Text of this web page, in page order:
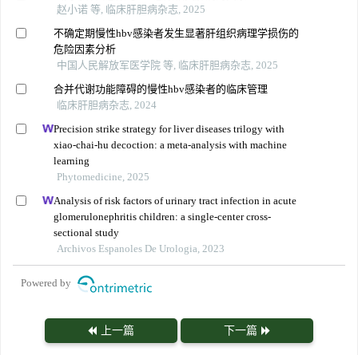
赵小诺 等, 临床肝胆病杂志, 2025
不确定期慢性hbv感染者发生显著肝组织病理学损伤的
危险因素分析
中国人民解放军医学院 等, 临床肝胆病杂志, 2025
合并代谢功能障碍的慢性hbv感染者的临床管理
临床肝胆病杂志, 2024
Precision strike strategy for liver diseases trilogy with
xiao-chai-hu decoction: a meta-analysis with machine
learning
Phytomedicine, 2025
Analysis of risk factors of urinary tract infection in acute
glomerulonephritis children: a single-center cross-
sectional study
Archivos Espanoles De Urologia, 2023
Powered by
上一篇 下一篇